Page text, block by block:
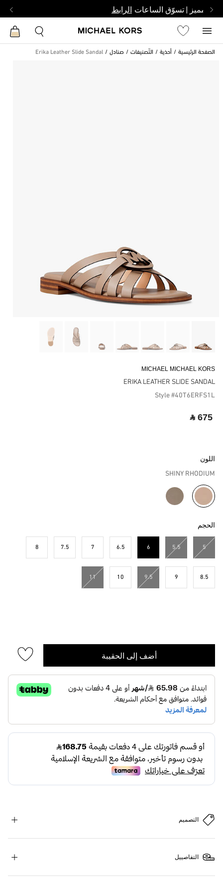
مميز | تسوّق الساعات الرابط
الصفحة الرئيسية أحذية التّصنيفات صنادل Erika Leather Slide Sandal
MICHAEL MICHAEL KORS
ERIKA LEATHER SLIDE SANDAL
Style #40T6ERFS1L
‎ ⃁ 675 ‎
اللون
SHINY RHODIUM
مختار
الحجم
5
5.5
6
6.5
7
7.5
8
8.5
9
9.5
10
11
أضف إلى الحقيبة
التصميم
التفاصييل